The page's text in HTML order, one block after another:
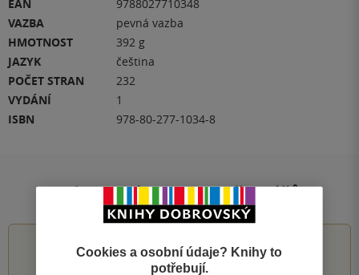
EAN
9788027710348
VAZBA
pevná vazba
HMOTNOST
392 g
JAZYK
čeština
POČET STRAN
232
VYDÁNÍ
1
ISBN
978-80-277-1034-8
Hodnocení a recenze čtenářů
3.7z5
Cookies a osobní údaje? Knihy to
potřebují.